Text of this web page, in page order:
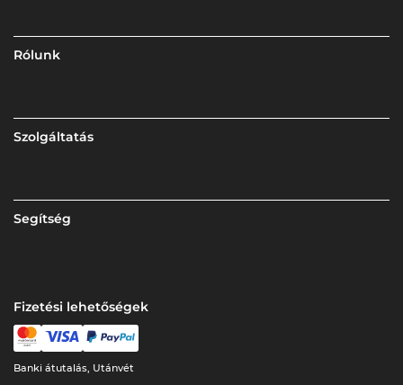
Rólunk
Szolgáltatás
Segítség
Fizetési lehetőségek
Banki átutalás, Utánvét